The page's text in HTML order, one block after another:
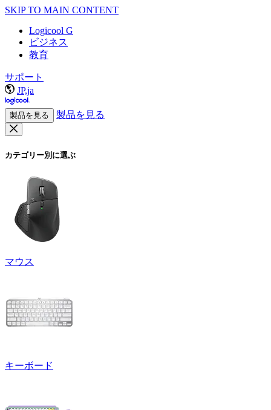
SKIP TO MAIN CONTENT
Logicool G
ビジネス
教育
サポート
JP,ja
製品を見る 製品を見る
カテゴリー別に選ぶ
マウス
キーボード